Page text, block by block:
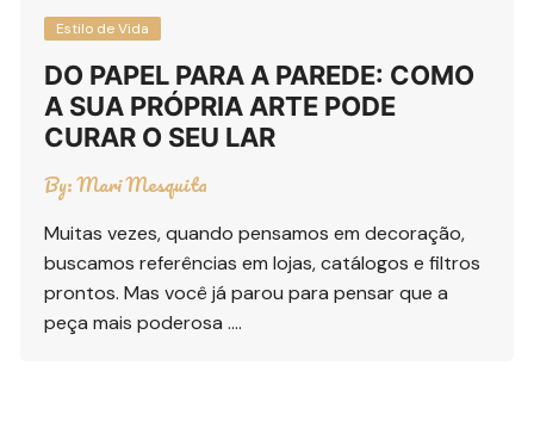
Estilo de Vida
DO PAPEL PARA A PAREDE: COMO
A SUA PRÓPRIA ARTE PODE
CURAR O SEU LAR
By:Mari Mesquita
Muitas vezes, quando pensamos em decoração,
buscamos referências em lojas, catálogos e filtros
prontos. Mas você já parou para pensar que a
peça mais poderosa ….